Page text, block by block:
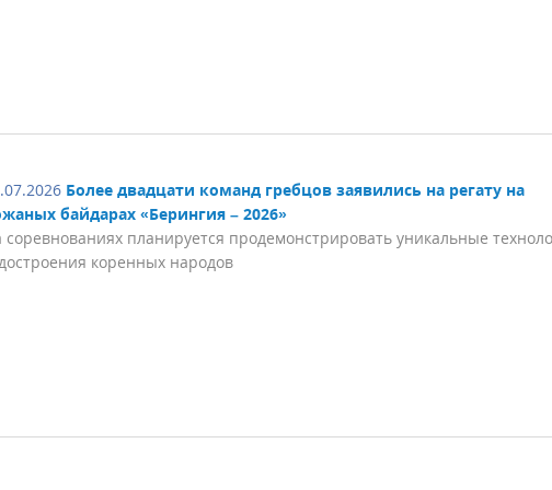
Более двадцати команд гребцов заявились на регату на
байдарах «Берингия – 2026»
соревнованиях планируется продемонстрировать уникальные
коренных народов